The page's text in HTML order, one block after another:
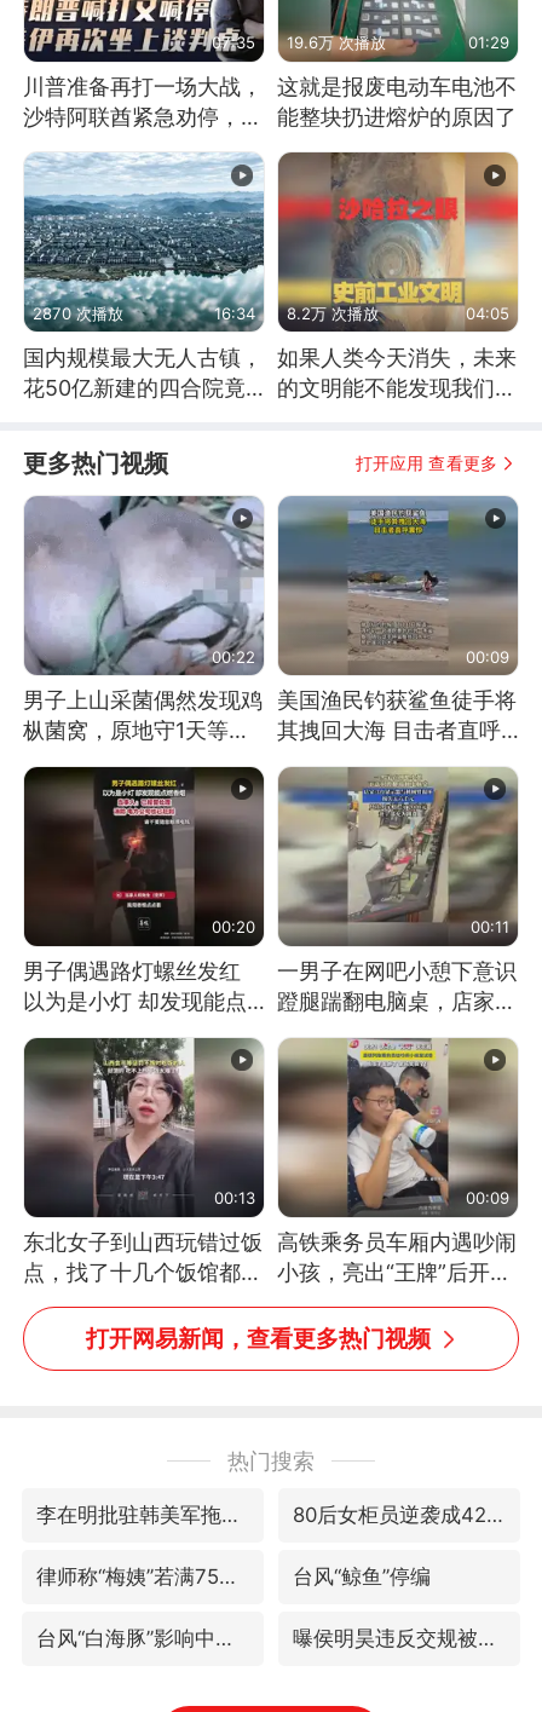
07:35
川普准备再打一场大战，
沙特阿联酋紧急劝停，美
伊开启新一轮谈判
19.6万 次播放 01:29
这就是报废电动车电池不
能整块扔进熔炉的原因了
2870 次播放 16:34
国内规模最大无人古镇，
花50亿新建的四合院竟
8.2万 次播放 04:05
如果人类今天消失，未来
的文明能不能发现我们存
更多热门视频 打开应用 查看更多
00:22
男子上山采菌偶然发现鸡
枞菌窝，原地守1天等它
00:09
美国渔民钓获鲨鱼徒手将
其拽回大海 目击者直呼
消息）
00:20
男子偶遇路灯螺丝发红
以为是小灯 却发现能点
处理
00:11
一男子在网吧小憩下意识
蹬腿踹翻电脑桌，店家3
00:13
东北女子到山西玩错过饭
点，找了十几个饭馆都没
开门：午休到几点
00:09
高铁乘务员车厢内遇吵闹
小孩，亮出“王牌”后开启
一键静音
打开网易新闻，查看更多热门视频
热门搜索
李在明批驻韩美军拖延归还用地说明啥 80后女柜员逆袭成4200亿银行副行长
律师称“梅姨”若满75岁或不适用死刑 台风“鲸鱼”停编
台风“白海豚”影响中国已成定局 曝侯明昊违反交规被约谈